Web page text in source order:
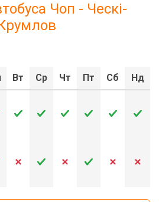
Чоп - Ческі-
Вт Ср Чт Пт Сб Нд